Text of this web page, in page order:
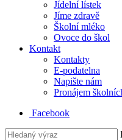
Jídelní lístek
Jíme zdravě
Školní mléko
Ovoce do škol
Kontakt
Kontakty
E-podatelna
Napište nám
Pronájem
Facebook